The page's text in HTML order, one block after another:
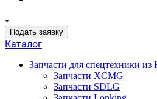
Подать заявку
Каталог
Запчасти для спецтехники из
Запчасти XCMG
Запчасти SDLG